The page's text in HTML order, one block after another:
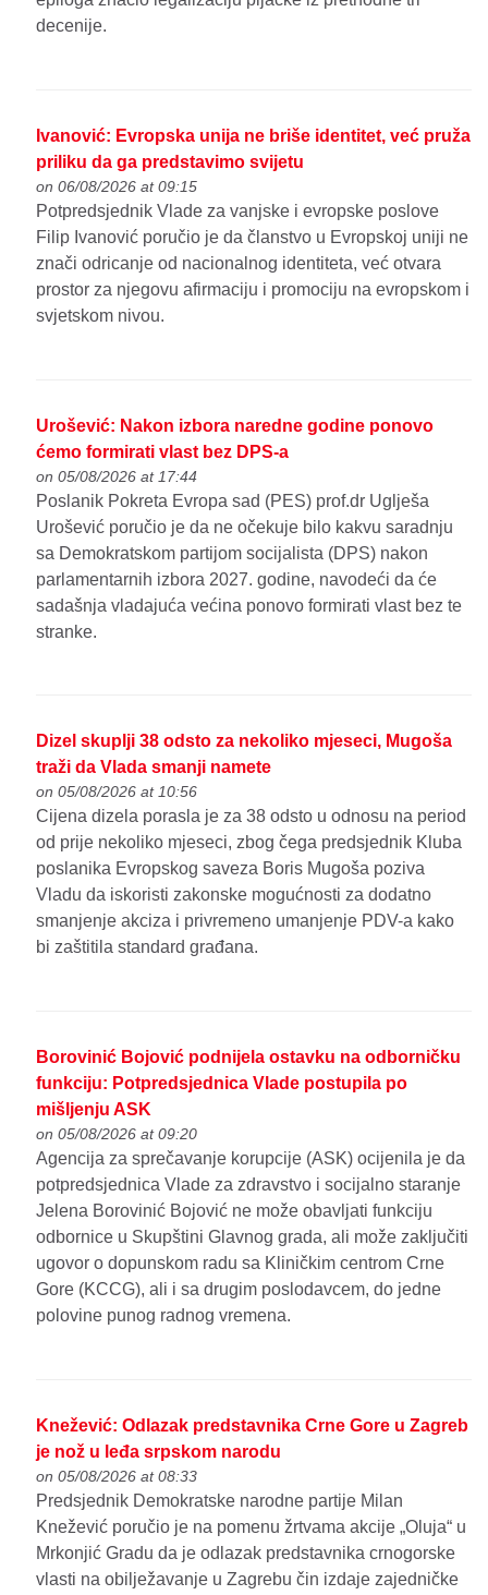
decenije.
Ivanović: Evropska unija ne briše identitet, već pruža
priliku da ga predstavimo svijetu
on 06/08/2026 at 09:15
Potpredsjednik Vlade za vanjske i evropske poslove
Filip Ivanović poručio je da članstvo u Evropskoj uniji ne
znači odricanje od nacionalnog identiteta, već otvara
prostor za njegovu afirmaciju i promociju na evropskom i
svjetskom nivou.
Urošević: Nakon izbora naredne godine ponovo
ćemo formirati vlast bez DPS-a
on 05/08/2026 at 17:44
Poslanik Pokreta Evropa sad (PES) prof.dr Uglješa
Urošević poručio je da ne očekuje bilo kakvu saradnju
sa Demokratskom partijom socijalista (DPS) nakon
parlamentarnih izbora 2027. godine, navodeći da će
sadašnja vladajuća većina ponovo formirati vlast bez te
stranke.
Dizel skuplji 38 odsto za nekoliko mjeseci, Mugoša
traži da Vlada smanji namete
on 05/08/2026 at 10:56
Cijena dizela porasla je za 38 odsto u odnosu na period
od prije nekoliko mjeseci, zbog čega predsjednik Kluba
poslanika Evropskog saveza Boris Mugoša poziva
Vladu da iskoristi zakonske mogućnosti za dodatno
smanjenje akciza i privremeno umanjenje PDV-a kako
bi zaštitila standard građana.
Borovinić Bojović podnijela ostavku na odborničku
funkciju: Potpredsjednica Vlade postupila po
mišljenju ASK
on 05/08/2026 at 09:20
Agencija za sprečavanje korupcije (ASK) ocijenila je da
potpredsjednica Vlade za zdravstvo i socijalno staranje
Jelena Borovinić Bojović ne može obavljati funkciju
odbornice u Skupštini Glavnog grada, ali može zaključiti
ugovor o dopunskom radu sa Kliničkim centrom Crne
Gore (KCCG), ali i sa drugim poslodavcem, do jedne
polovine punog radnog vremena.
Knežević: Odlazak predstavnika Crne Gore u Zagreb
je nož u leđa srpskom narodu
on 05/08/2026 at 08:33
Predsjednik Demokratske narodne partije Milan
Knežević poručio je na pomenu žrtvama akcije „Oluja“ u
Mrkonjić Gradu da je odlazak predstavnika crnogorske
vlasti na obilježavanje u Zagrebu čin izdaje zajedničke